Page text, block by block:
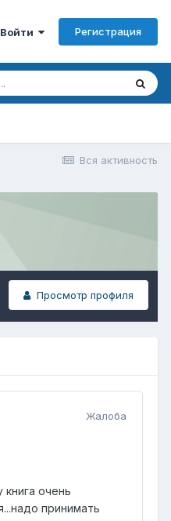
Регистрация
Вся активность
Просмотр профиля
Жалоба
книга очень
принимать